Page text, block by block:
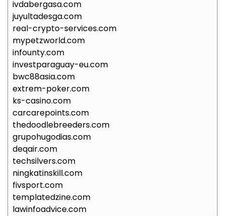
ivdabergasa.com
juyultadesga.com
real-crypto-services.com
mypetzworld.com
infounty.com
investparaguay-eu.com
bwc88asia.com
extrem-poker.com
ks-casino.com
carcarepoints.com
thedoodlebreeders.com
grupohugodias.com
deqair.com
techsilvers.com
ningkatinskill.com
fivsport.com
templatedzine.com
lawinfoadvice.com